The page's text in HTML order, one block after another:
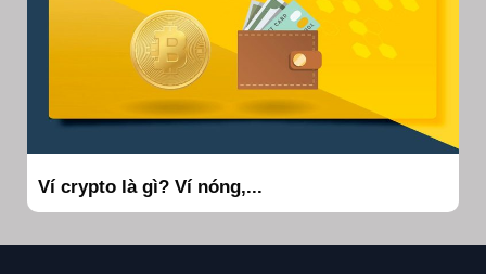
Ví crypto là gì? Ví nóng,...